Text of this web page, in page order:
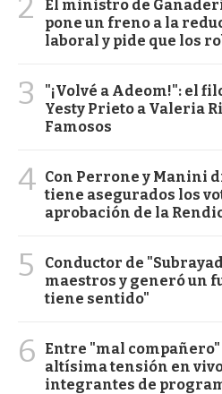
El ministro de
pone un freno a la
laboral y pide que los
3
"¡Volvé a Adeom!": el
Yesty Prieto a Valeria
Famosos
4 Con Perrone y Manini
tiene asegurados los
aprobación de la
5
Conductor de
maestros y generó un
tiene sentido"
6
Entre "mal
altísima tensión en
integrantes de